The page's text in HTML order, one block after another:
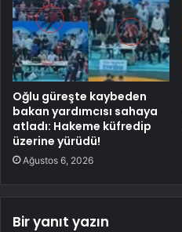
Oğlu güreşte kaybeden
bakan yardımcısı sahaya
atladı: Hakeme küfredip
üzerine yürüdü!
Ağustos 6, 2026
Bir yanıt yazın